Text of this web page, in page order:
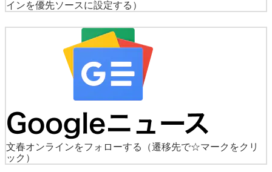
インを優先ソースに設定する）
文春オンラインをフォローする
（遷移先で☆マークをクリ
ック）